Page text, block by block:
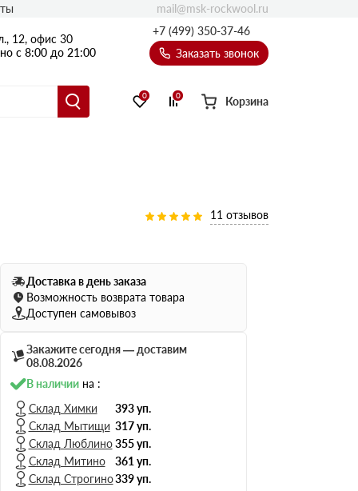
12, офис 30
с 8:00 до 21:00
+7 (499) 350-37-46
Заказать звонок
Ультратонкий
75 мм
100 мм
Н Оптима
Д Оптима
В Оптима
Д Стандарт
Н Экстра
Применение
Балкон
Эсктра
Оптима
0 0 Корзина
mail@msk-rockwool.ru
11 отзывов
Доставка в день заказа
Возможность возврата товара
Доступен самовывоз
Закажите сегодня — доставим
08.08.2026
В наличиина :
Склад Химки
393 уп.
Склад Мытищи 317 уп.
Склад Люблино 355 уп.
Склад Митино
361 уп.
Склад Строгино339 уп.